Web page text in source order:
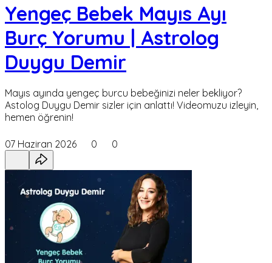
Yengeç Bebek Mayıs Ayı
Burç Yorumu | Astrolog
Duygu Demir
Mayıs ayında yengeç burcu bebeğinizi neler bekliyor?
Astolog Duygu Demir sizler için anlattı! Videomuzu izleyin,
hemen öğrenin!
07 Haziran 2026 0 0